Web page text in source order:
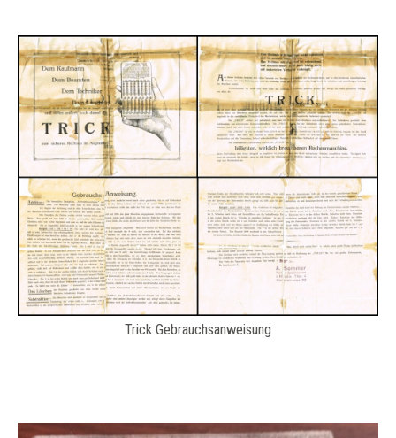
Trick Gebrauchsanweisung